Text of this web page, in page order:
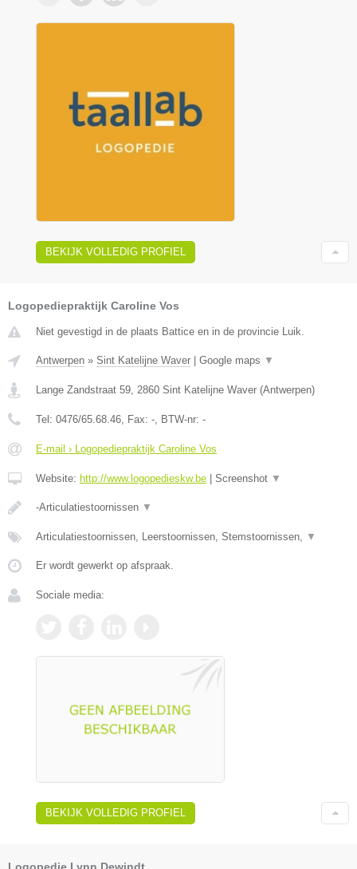
BEKIJK VOLLEDIG PROFIEL
Logopediepraktijk Caroline Vos
Niet gevestigd in de plaats Battice en in de provincie Luik.
Antwerpen » Sint Katelijne Waver Google maps ▼
Lange Zandstraat 59, 2860 Sint Katelijne Waver (Antwerpen)
Tel: 0476/65.68.46, Fax: -, BTW-nr: -
E-mail › Logopediepraktijk Caroline Vos
Website: http://www.logopedieskw.be Screenshot ▼
-Articulatiestoornissen ▼
Articulatiestoornissen, Leerstoornissen, Stemstoornissen, ▼
Er wordt gewerkt op afspraak.
Sociale media:
BEKIJK VOLLEDIG PROFIEL
Logopedie Lynn Dewindt